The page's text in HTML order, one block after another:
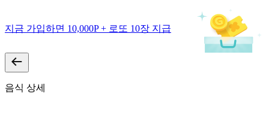
지금 가입하면 10,000P + 로또 10장 지급
음식 상세